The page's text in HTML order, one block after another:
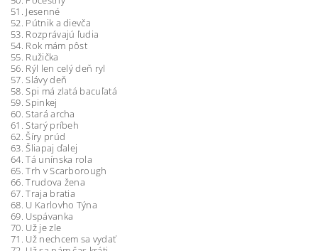
51. Jesenné
52. Pútnik a dievča
53. Rozprávajú ľudia
54. Rok mám pôst
55. Ružička
56. Rýl len celý deň ryl
57. Slávy deň
58. Spi má zlatá bacuľatá
59. Spinkej
60. Stará archa
61. Starý príbeh
62. Šíry prúd
63. Šliapaj ďalej
64. Tá unínska rola
65. Trh v Scarborough
66. Trudova žena
67. Traja bratia
68. U Karlovho Týna
69. Uspávanka
70. Už je zle
71. Už nechcem sa vydať